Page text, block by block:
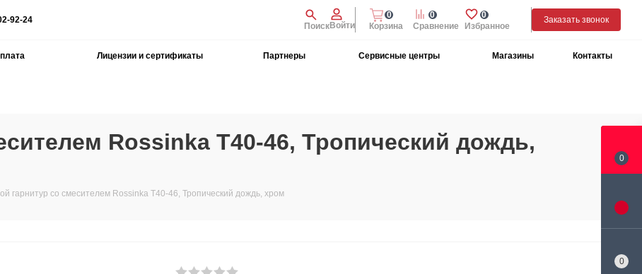
92-24
ПоискВойти Избранное
0
Сравнение
0
Корзина
0
Заказать звонок
Лицензии и сертификаты Партнеры Сервисные центры Магазины Контакты
Rossinka T40-46, Тропический дождь,
гарнитур со смесителем Rossinka T40-46, Тропический дождь, хром
0
0